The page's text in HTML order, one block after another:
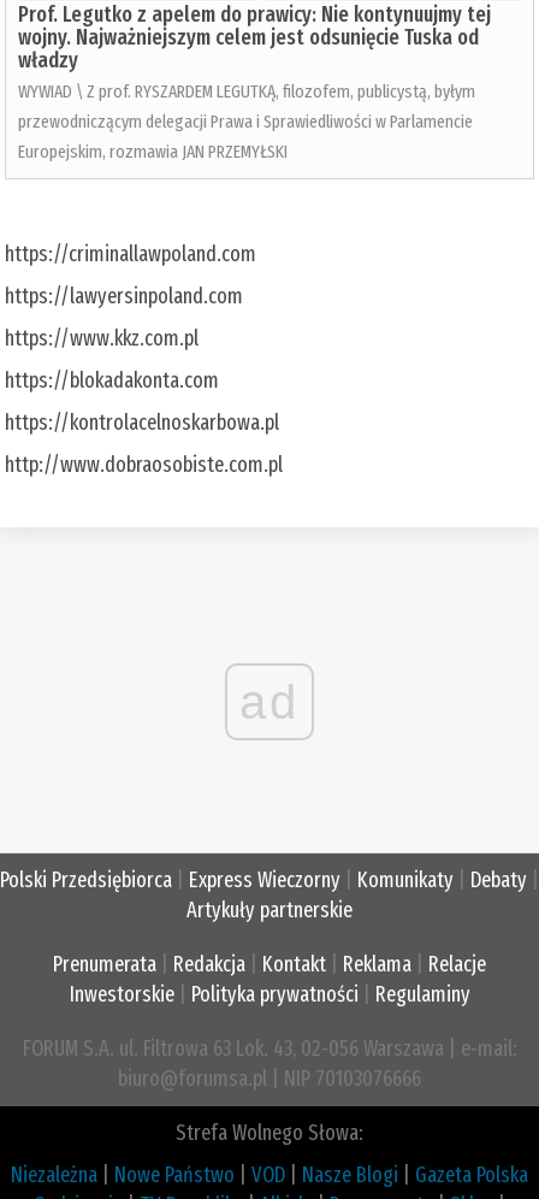
Prof. Legutko z apelem do prawicy: Nie kontynuujmy tej
wojny. Najważniejszym celem jest odsunięcie Tuska od
władzy
WYWIAD \ Z prof. RYSZARDEM LEGUTKĄ, filozofem, publicystą, byłym
przewodniczącym delegacji Prawa i Sprawiedliwości w Parlamencie
Europejskim, rozmawia JAN PRZEMYŁSKI
https://criminallawpoland.com
https://lawyersinpoland.com
https://www.kkz.com.pl
https://blokadakonta.com
https://kontrolacelnoskarbowa.pl
http://www.dobraosobiste.com.pl
ad
Polski Przedsiębiorca Express Wieczorny Komunikaty Debaty
Artykuły partnerskie
Prenumerata Redakcja Kontakt Reklama
Relacje
Inwestorskie| Polityka prywatności Regulaminy
FORUM S.A. ul. Filtrowa 63 Lok. 43, 02-056 Warszawa | e-mail:
biuro@forumsa.pl | NIP 70103076666
Strefa Wolnego Słowa:
Niezależna
Nowe Państwo VOD Nasze Blogi
Gazeta Polska